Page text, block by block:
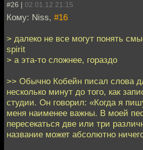
#26 | 02.01.12 21:15
Кому: Niss, #16
> далеко не все могут понять
spirit
> а эта-то сложнее, гораздо
>> Обычно Кобейн писал слова
несколько минут до того, как
студии. Он говорил: «Когда я
меня наименее важны. В моей
пересекаться две или три
название может абсолютно